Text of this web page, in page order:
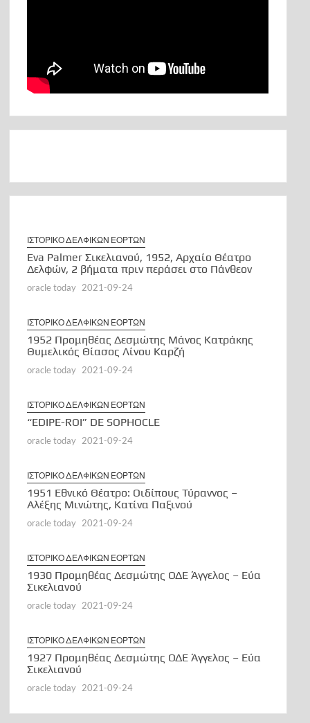
ΙΣΤΟΡΙΚΟ ΔΕΛΦΙΚΩΝ ΕΟΡΤΩΝ
Eva Palmer Σικελιανού, 1952, Αρχαίο Θέατρο
Δελφών, 2 βήματα πριν περάσει στο Πάνθεον
oracle today 2021-09-24
ΙΣΤΟΡΙΚΟ ΔΕΛΦΙΚΩΝ ΕΟΡΤΩΝ
1952 Προμηθέας Δεσμώτης Μάνος Κατράκης
Θυμελικός Θίασος Λίνου Καρζή
oracle today 2021-09-24
ΙΣΤΟΡΙΚΟ ΔΕΛΦΙΚΩΝ ΕΟΡΤΩΝ
“EDIPE-ROI” DE SOPHOCLE
oracle today 2021-09-24
ΙΣΤΟΡΙΚΟ ΔΕΛΦΙΚΩΝ ΕΟΡΤΩΝ
1951 Εθνικό Θέατρο: Οιδίπους Τύραννος –
Αλέξης Μινώτης, Κατίνα Παξινού
oracle today 2021-09-24
ΙΣΤΟΡΙΚΟ ΔΕΛΦΙΚΩΝ ΕΟΡΤΩΝ
1930 Προμηθέας Δεσμώτης ΟΔΕ Άγγελος – Εύα
Σικελιανού
oracle today 2021-09-24
ΙΣΤΟΡΙΚΟ ΔΕΛΦΙΚΩΝ ΕΟΡΤΩΝ
1927 Προμηθέας Δεσμώτης ΟΔΕ Άγγελος – Εύα
Σικελιανού
oracle today 2021-09-24